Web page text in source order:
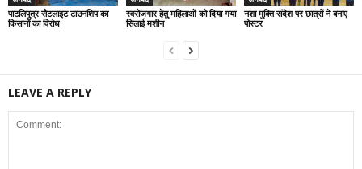
पाटलिपुत्र सैटलाइट टाउनशिप का
किसानों का विरोध
स्वरोजगार हेतु महिलाओं को दिया गया
सिलाई मशीन
नशा मुक्ति संदेश पर छात्रों ने बनाए
पोस्टर
LEAVE A REPLY